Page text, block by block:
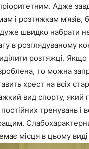
Адже
і розтяжкам м’язів,
швидко набрати
в розглядуваному
розтяжці. Якщо
то можна
хрест на всіх
вид спорту, який
тренувань і
місця в цьому виді